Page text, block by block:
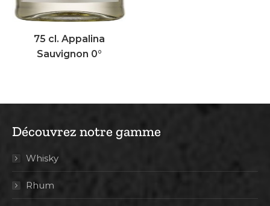
75 cl. Appalina
Sauvignon 0°
Découvrez notre gamme
Whisky
Rhum